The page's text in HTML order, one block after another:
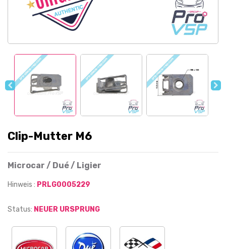
Clip-Mutter M6
Microcar / Dué / Ligier
Hinweis : PRLG0005229
Status: NEUER URSPRUNG